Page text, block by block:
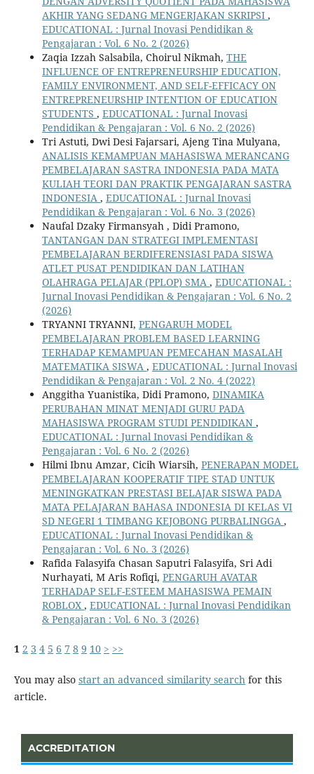
AKHIR YANG SEDANG MENGERJAKAN SKRIPSI ,
EDUCATIONAL : Jurnal Inovasi Pendidikan &
Pengajaran : Vol. 6 No. 2 (2026)
Zaqia Izzah Salsabila, Choirul Nikmah, THE
INFLUENCE OF ENTREPRENEURSHIP EDUCATION,
FAMILY ENVIRONMENT, AND SELF-EFFICACY ON
ENTREPRENEURSHIP INTENTION OF EDUCATION
STUDENTS , EDUCATIONAL : Jurnal Inovasi
Pendidikan & Pengajaran : Vol. 6 No. 2 (2026)
Tri Astuti, Dwi Desi Fajarsari, Ajeng Tina Mulyana,
ANALISIS KEMAMPUAN MAHASISWA MERANCANG
PEMBELAJARAN SASTRA INDONESIA PADA MATA
KULIAH TEORI DAN PRAKTIK PENGAJARAN SASTRA
INDONESIA , EDUCATIONAL : Jurnal Inovasi
Pendidikan & Pengajaran : Vol. 6 No. 3 (2026)
Naufal Dzaky Firmansyah , Didi Pramono,
TANTANGAN DAN STRATEGI IMPLEMENTASI
PEMBELAJARAN BERDIFERENSIASI PADA SISWA
ATLET PUSAT PENDIDIKAN DAN LATIHAN
OLAHRAGA PELAJAR (PPLOP) SMA , EDUCATIONAL :
Jurnal Inovasi Pendidikan & Pengajaran : Vol. 6 No. 2
(2026)
TRYANNI TRYANNI, PENGARUH MODEL
PEMBELAJARAN PROBLEM BASED LEARNING
TERHADAP KEMAMPUAN PEMECAHAN MASALAH
MATEMATIKA SISWA , EDUCATIONAL : Jurnal Inovasi
Pendidikan & Pengajaran : Vol. 2 No. 4 (2022)
Anggitha Yuanistika, Didi Pramono, DINAMIKA
PERUBAHAN MINAT MENJADI GURU PADA
MAHASISWA PROGRAM STUDI PENDIDIKAN ,
EDUCATIONAL : Jurnal Inovasi Pendidikan &
Pengajaran : Vol. 6 No. 2 (2026)
Hilmi Ibnu Amzar, Cicih Wiarsih, PENERAPAN MODEL
PEMBELAJARAN KOOPERATIF TIPE STAD UNTUK
MENINGKATKAN PRESTASI BELAJAR SISWA PADA
MATA PELAJARAN BAHASA INDONESIA DI KELAS VI
SD NEGERI 1 TIMBANG KEJOBONG PURBALINGGA ,
EDUCATIONAL : Jurnal Inovasi Pendidikan &
Pengajaran : Vol. 6 No. 3 (2026)
Rafida Falasyifa Chasan Saputri Falasyifa, Sri Adi
Nurhayati, M Aris Rofiqi, PENGARUH AVATAR
TERHADAP SELF-ESTEEM MAHASISWA PEMAIN
ROBLOX , EDUCATIONAL : Jurnal Inovasi Pendidikan
& Pengajaran : Vol. 6 No. 3 (2026)
1 2 3 4 5 6 7 8 9 10 > >>
You may also start an advanced similarity searchfor this
article.
ACCREDITATION